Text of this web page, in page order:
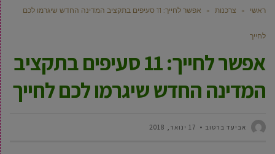
ראשי » צרכנות » אפשר לחייך: 11 סעיפים בתקציב המדינה החדש שיגרמו לכם
לחייך
אפשר לחייך: 11 סעיפים בתקציב
המדינה החדש שיגרמו לכם לחייך
אביעד ברטוב 17 ינואר, 2018